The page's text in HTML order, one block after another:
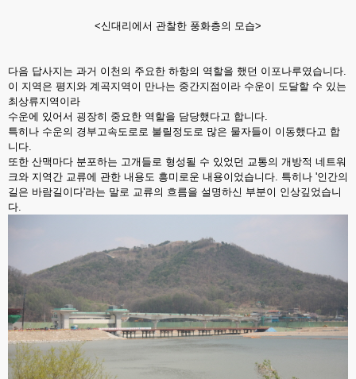
<신대리에서 관찰한 풍화층의 모습>
다음 답사지는 과거 이천의 주요한 하항의 역할을 했던 이포나루였습니다.
이 지역은 평지와 계곡지역이 만나는 중간지점이라 수운이 도달할 수 있는
최상류지역이라
수운에 있어서 굉장히 중요한 역할을 담당했다고 합니다.
특히나 수운의 경부고속도로로 불릴정도로 많은 물자들이 이동했다고 합
니다.
또한 산맥마다 분포하는 고개들로 형성될 수 있었던 교통의 개방적 네트워
크와 지역간 교류에 관한 내용도 흥미로운 내용이었습니다. 특히나 '인간의
길은 바람길이다'라는 말로 교류의 흐름을 설명하신 부분이 인상깊었습니
다.